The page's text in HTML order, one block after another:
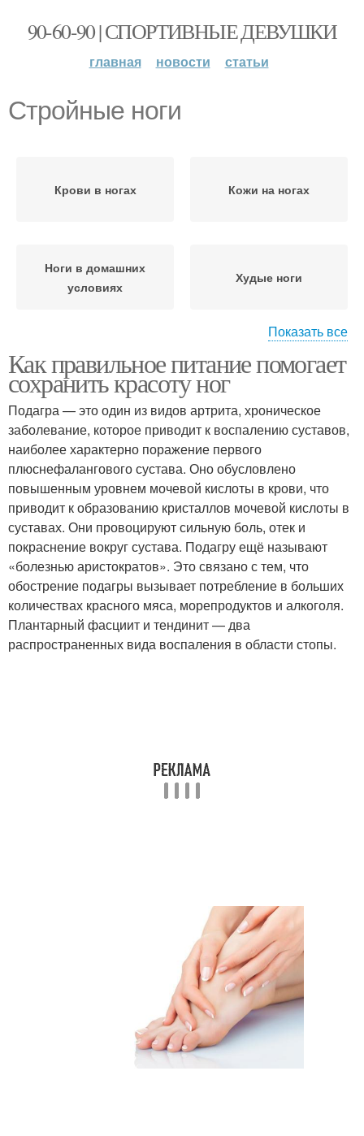
90-60-90 | СПОРТИВНЫЕ ДЕВУШКИ
главная новости статьи
Стройные ноги
Крови в ногах Кожи на ногах
Ноги в домашних
условиях
Худые ноги
ног
Ноги за неделю
Ноги с помощью
Упражнения для
стройных ножек
Показать все
Как правильное питание помогает
сохранить красоту ног
Подагра — это один из видов артрита, хроническое
заболевание, которое приводит к воспалению суставов,
наиболее характерно поражение первого
плюснефалангового сустава. Оно обусловлено
повышенным уровнем мочевой кислоты в крови, что
приводит к образованию кристаллов мочевой кислоты в
суставах. Они провоцируют сильную боль, отек и
покраснение вокруг сустава. Подагру ещё называют
«болезнью аристократов». Это связано с тем, что
обострение подагры вызывает потребление в больших
количествах красного мяса, морепродуктов и алкоголя.
Плантарный фасциит и тендинит — два
распространенных вида воспаления в области стопы.